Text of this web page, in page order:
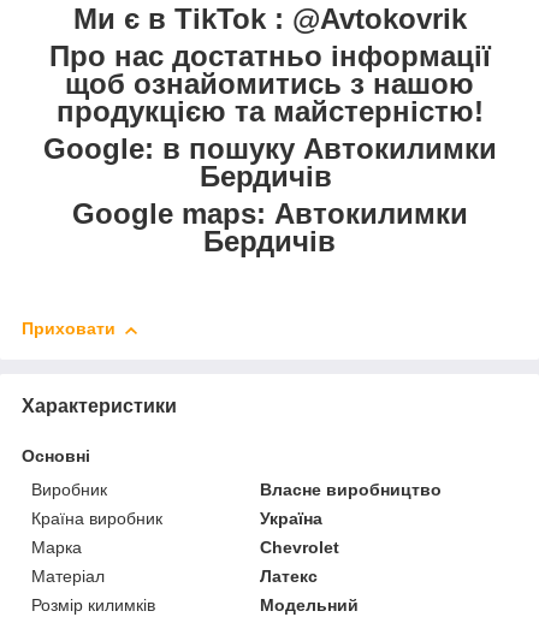
Ми є в TikTok : @Avtokovrik
Про нас достатньо інформації
щоб ознайомитись з нашою
продукцією та майстерністю!
Google: в пошуку Автокилимки
Бердичів
Google maps: Автокилимки
Бердичів
Приховати
Характеристики
Основні
Виробник
Власне виробництво
Країна виробник
Україна
Марка
Chevrolet
Матеріал
Латекс
Розмір килимків
Модельний